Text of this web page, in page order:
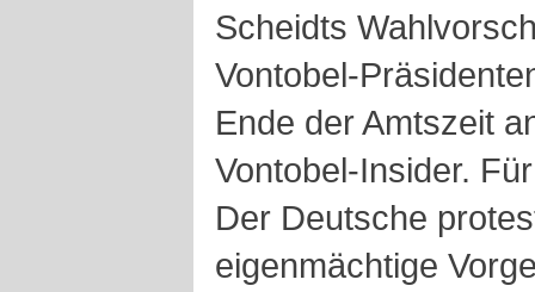
Scheidts
Vontobel-
Ende der Amtszeit
Vontobel-Insider.
Der Deutsche
eigenmächtige